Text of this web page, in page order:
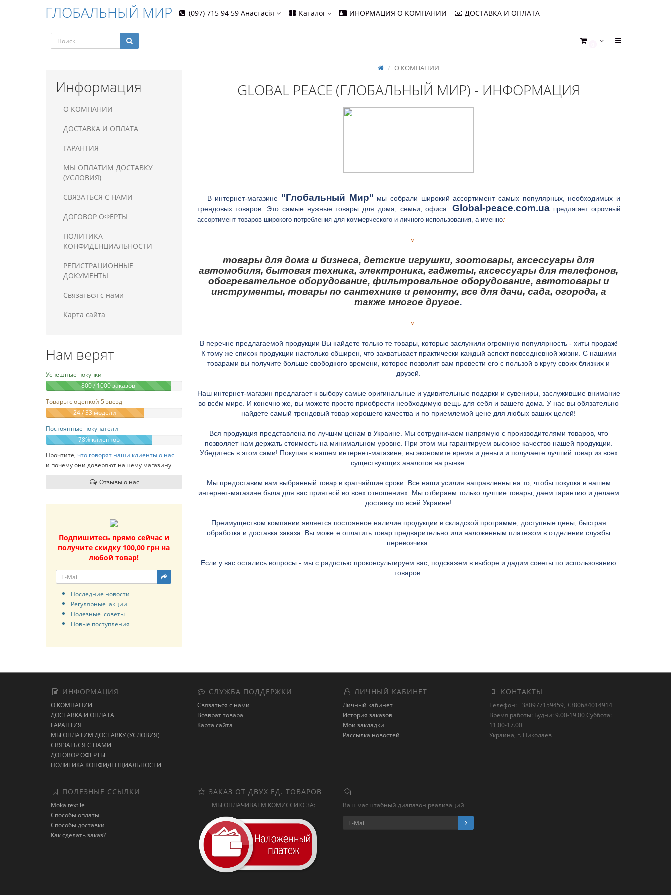
ГЛОБАЛЬНЫЙ МИР (097) 715 94 59 Анастасія Каталог ИНОРМАЦИЯ О КОМПАНИИ ДОСТАВКА И ОПЛАТА
Информация
О КОМПАНИИ
ДОСТАВКА И ОПЛАТА
ГАРАНТИЯ
МЫ ОПЛАТИМ ДОСТАВКУ
(УСЛОВИЯ)
СВЯЗАТЬСЯ С НАМИ
ДОГОВОР ОФЕРТЫ
ПОЛИТИКА
КОНФИДЕНЦИАЛЬНОСТИ
РЕГИСТРАЦИОННЫЕ
ДОКУМЕНТЫ
Связаться с нами
Карта сайта
Нам верят
Успешные покупки
800 / 1000 заказов
Товары с оценкой 5 звезд
24 / 33 модели
Постоянные покупатели
78% клиентов
Прочтите, что говорят наши клиенты о нас
и почему они доверяют нашему магазину
Отзывы о нас
Подпишитесь прямо сейчас и
получите скидку 100,00 грн на
любой товар!
Последние новости
Регулярные акции
Полезные советы
Новые поступления
О КОМПАНИИ
GLOBAL PEACE (ГЛОБАЛЬНЫЙ МИР) - ИНФОРМАЦИЯ
В интернет-магазине "Глобальный Мир" мы собрали широкий ассортимент самых популярных, необходимых и
трендовых товаров. Это самые нужные товары для дома, семьи, офиса.Global-peace.com.ua предлагает огромный
ассортимент товаров широкого потребления для коммерческого и личного использования, а именно:
v
товары для дома и бизнеса, детские игрушки, зоотовары, аксессуары для
автомобиля, бытовая техника, электроника, гаджеты, аксессуары для телефонов,
обогревательное оборудование, фильтровальное оборудование, автотовары и
инструменты, товары по сантехнике и ремонту, все для дачи, сада, огорода, а
также многое другое.
v
В перечне предлагаемой продукции Вы найдете только те товары, которые заслужили огромную популярность - хиты продаж!
К тому же список продукции настолько обширен, что захватывает практически каждый аспект повседневной жизни. С нашими
товарами вы получите больше свободного времени, которое позволит вам провести его с пользой в кругу своих близких и
друзей.
Наш интернет-магазин предлагает к выбору самые оригинальные и удивительные подарки и сувениры, заслужившие внимание
во всём мире. И конечно же, вы можете просто приобрести необходимую вещь для себя и вашего дома. У нас вы обязательно
найдете самый трендовый товар хорошего качества и по приемлемой цене для любых ваших целей!
Вся продукция представлена по лучшим ценам в Украине. Мы сотрудничаем напрямую с производителями товаров, что
позволяет нам держать стоимость на минимальном уровне. При этом мы гарантируем высокое качество нашей продукции.
Убедитесь в этом сами! Покупая в нашем интернет-магазине, вы экономите время и деньги и получаете лучший товар из всех
существующих аналогов на рынке.
Мы предоставим вам выбранный товар в кратчайшие сроки. Все наши усилия направленны на то, чтобы покупка в нашем
интернет-магазине была для вас приятной во всех отношениях. Мы отбираем только лучшие товары, даем гарантию и делаем
доставку по всей Украине!
Преимуществом компании является постоянное наличие продукции в складской программе, доступные цены, быстрая
обработка и доставка заказа. Вы можете оплатить товар предварительно или наложенным платежом в отделении службы
перевозчика.
Если у вас остались вопросы - мы с радостью проконсультируем вас, подскажем в выборе и дадим советы по использованию
товаров.
ИНФОРМАЦИЯ
О КОМПАНИИ
ДОСТАВКА И ОПЛАТА
ГАРАНТИЯ
МЫ ОПЛАТИМ ДОСТАВКУ (УСЛОВИЯ)
СВЯЗАТЬСЯ С НАМИ
ДОГОВОР ОФЕРТЫ
ПОЛИТИКА КОНФИДЕНЦИАЛЬНОСТИ
СЛУЖБА ПОДДЕРЖКИ
Связаться с нами
Возврат товара
Карта сайта
ЛИЧНЫЙ КАБИНЕТ
Личный кабинет
История заказов
Мои закладки
Рассылка новостей
КОНТАКТЫ
Телефон: +380977159459, +380684014914
Время работы: Будни: 9.00-19.00 Суббота:
11.00-17.00
Украина, г. Николаев
ПОЛЕЗНЫЕ ССЫЛКИ
Moka textile
Способы оплаты
Способы доставки
Как сделать заказ?
ЗАКАЗ ОТ ДВУХ ЕД. ТОВАРОВ
МЫ ОПЛАЧИВАЕМ КОМИССИЮ ЗА: Ваш масштабный диапазон реализаций